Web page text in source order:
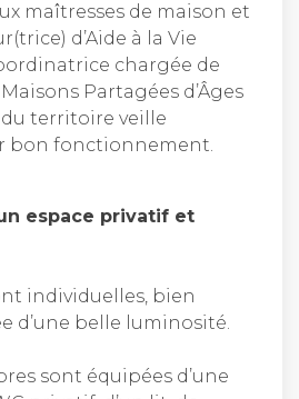
maîtresses de maison et
d’Aide à la Vie
chargée de
Maisons Partagées d’Âges
territoire veille
bon fonctionnement.
espace privatif et
individuelles, bien
d’une belle luminosité.
sont équipées d’une